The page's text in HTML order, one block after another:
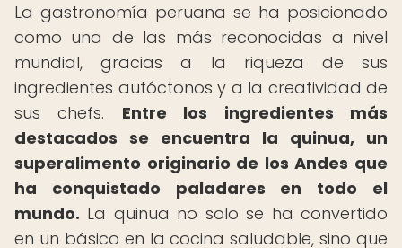
La gastronomía peruana se ha posicionado
como una de las más reconocidas a nivel
mundial, gracias a la riqueza de sus
ingredientes autóctonos y a la creatividad de
sus chefs. Entre los ingredientes más
destacados se encuentra la quinua, un
superalimento originario de los Andes que
ha conquistado paladares en todo el
mundo. La quinua no solo se ha convertido
en un básico en la cocina saludable, sino que